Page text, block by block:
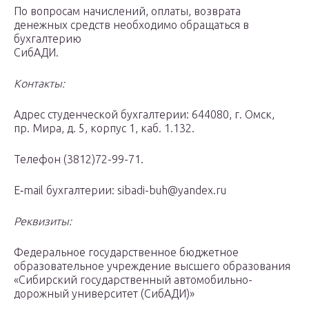
По вопросам начислений, оплаты, возврата
денежных средств необходимо обращаться в
бухгалтерию
СибАДИ.
Контакты:
Адрес студенческой бухгалтерии: 644080, г. Омск,
пр. Мира, д. 5, корпус 1, каб. 1.132.
Телефон (3812)72-99-71.
E‑mail бухгалтерии: sibadi-buh@yandex.ru
Реквизиты:
Федеральное государственное бюджетное
образовательное учреждение высшего образования
«Сибирский государственный автомобильно-
дорожный университет (СибАДИ)»